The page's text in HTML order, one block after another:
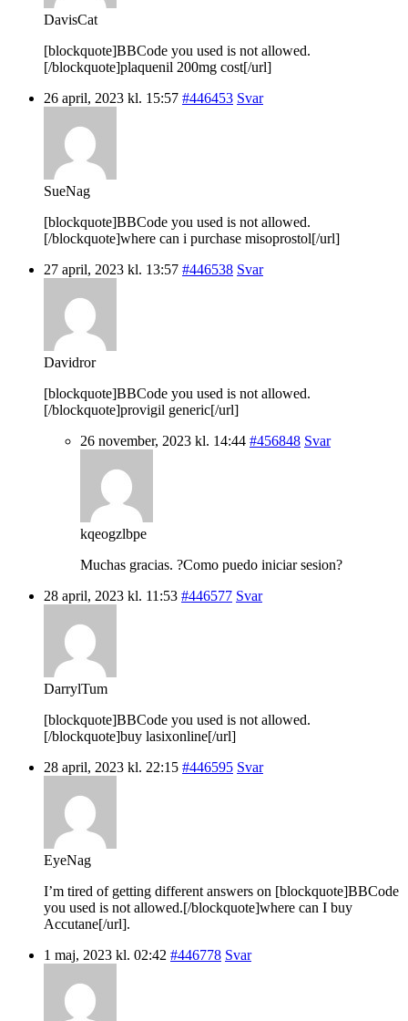
DavisCat
[blockquote]BBCode you used is not allowed.
[/blockquote]plaquenil 200mg cost[/url]
26 april, 2023 kl. 15:57 #446453 Svar
SueNag
[blockquote]BBCode you used is not allowed.
[/blockquote]where can i purchase misoprostol[/url]
27 april, 2023 kl. 13:57 #446538 Svar
Davidror
[blockquote]BBCode you used is not allowed.
[/blockquote]provigil generic[/url]
26 november, 2023 kl. 14:44 #456848 Svar
kqeogzlbpe
Muchas gracias. ?Como puedo iniciar sesion?
28 april, 2023 kl. 11:53 #446577 Svar
DarrylTum
[blockquote]BBCode you used is not allowed.
[/blockquote]buy lasixonline[/url]
28 april, 2023 kl. 22:15 #446595 Svar
EyeNag
I’m tired of getting different answers on [blockquote]BBCode
you used is not allowed.[/blockquote]where can I buy
Accutane[/url].
1 maj, 2023 kl. 02:42 #446778 Svar